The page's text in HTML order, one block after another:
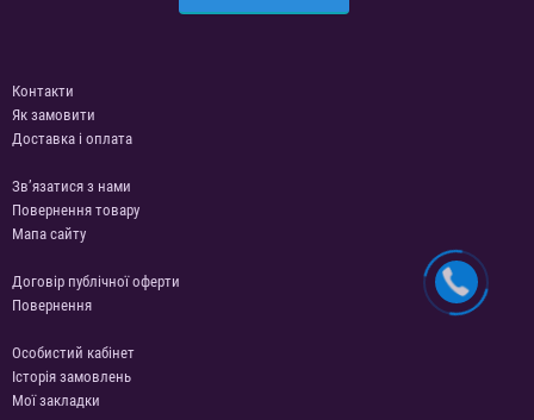
Контакти
Як замовити
Доставка і оплата
Зв’язатися з нами
Повернення товару
Мапа сайту
Договір публічної оферти
Повернення
Особистий кабінет
Історія замовлень
Мої закладки